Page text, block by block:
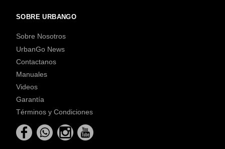
SOBRE URBANGO
Sobre Nosotros
UrbanGo News
Contactanos
Manuales
Videos
Garantía
Términos y Condiciones